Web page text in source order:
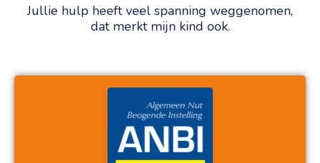
Jullie hulp heeft veel spanning weggenomen,
dat merkt mijn kind ook.